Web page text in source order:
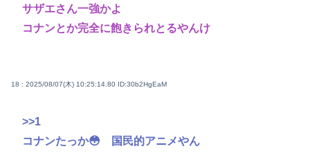
サザエさん一強かよ
コナンとか完全に飽きられとるやんけ
18 : 2025/08/07(木) 10:25:14.80 ID:30b2HgEaM
>>1
コナンたっか😳 国民的アニメやん